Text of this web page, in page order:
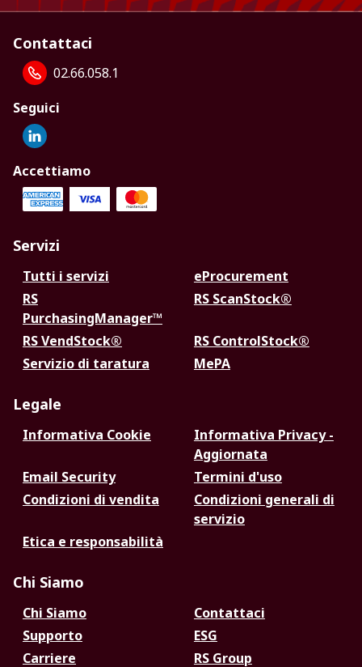
Contattaci
02.66.058.1
Seguici
Accettiamo
Servizi
Tutti i servizi
eProcurement
RS
PurchasingManager™
RS ScanStock®
RS VendStock®
RS ControlStock®
Servizio di taratura
MePA
Legale
Informativa Cookie
Informativa Privacy -
Aggiornata
Email Security
Termini d'uso
Condizioni di vendita
Condizioni generali di
servizio
Etica e responsabilità
Chi Siamo
Chi Siamo
Contattaci
Supporto
ESG
Carriere
RS Group